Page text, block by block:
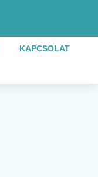
KAPCSOLAT